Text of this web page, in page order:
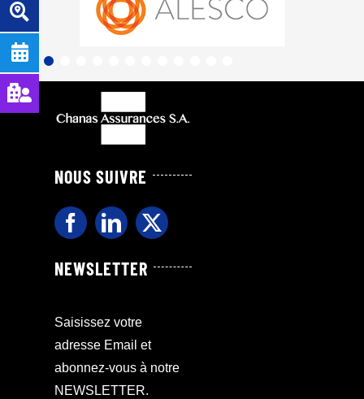
NOUS SUIVRE
NEWSLETTER
Saisissez votre
adresse Email et
abonnez-vous à notre
NEWSLETTER.